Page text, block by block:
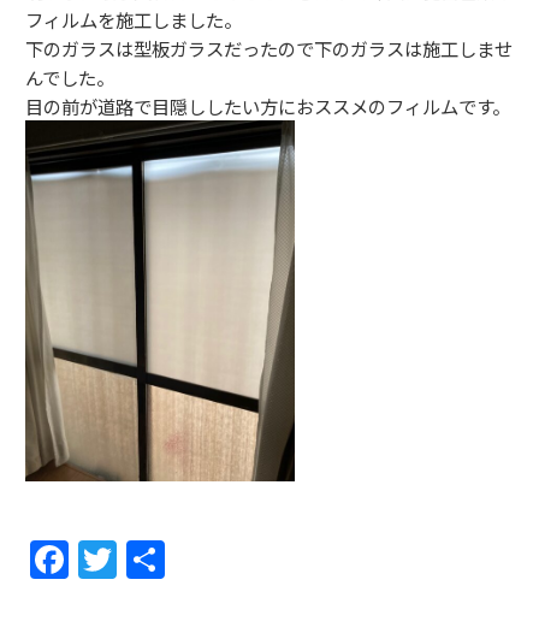
フィルムを施工しました。
下のガラスは型板ガラスだったので下のガラスは施工しませ
んでした。
目の前が道路で目隠ししたい方におススメのフィルムです。
F
a
T
w